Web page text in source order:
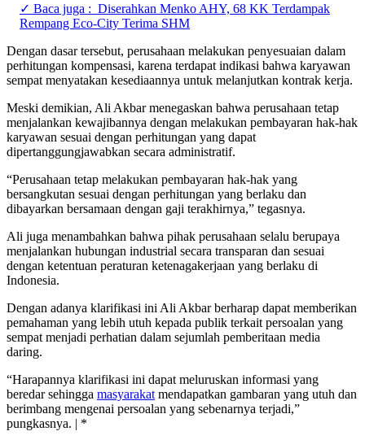
✓ Baca juga : Diserahkan Menko AHY, 68 KK Terdampak
Rempang Eco-City Terima SHM
Dengan dasar tersebut, perusahaan melakukan penyesuaian dalam
perhitungan kompensasi, karena terdapat indikasi bahwa karyawan
sempat menyatakan kesediaannya untuk melanjutkan kontrak kerja.
Meski demikian, Ali Akbar menegaskan bahwa perusahaan tetap
menjalankan kewajibannya dengan melakukan pembayaran hak-hak
karyawan sesuai dengan perhitungan yang dapat
dipertanggungjawabkan secara administratif.
“Perusahaan tetap melakukan pembayaran hak-hak yang
bersangkutan sesuai dengan perhitungan yang berlaku dan
dibayarkan bersamaan dengan gaji terakhirnya,” tegasnya.
Ali juga menambahkan bahwa pihak perusahaan selalu berupaya
menjalankan hubungan industrial secara transparan dan sesuai
dengan ketentuan peraturan ketenagakerjaan yang berlaku di
Indonesia.
Dengan adanya klarifikasi ini Ali Akbar berharap dapat memberikan
pemahaman yang lebih utuh kepada publik terkait persoalan yang
sempat menjadi perhatian dalam sejumlah pemberitaan media
daring.
“Harapannya klarifikasi ini dapat meluruskan informasi yang
beredar sehingga masyarakat mendapatkan gambaran yang utuh dan
berimbang mengenai persoalan yang sebenarnya terjadi,”
pungkasnya. | *